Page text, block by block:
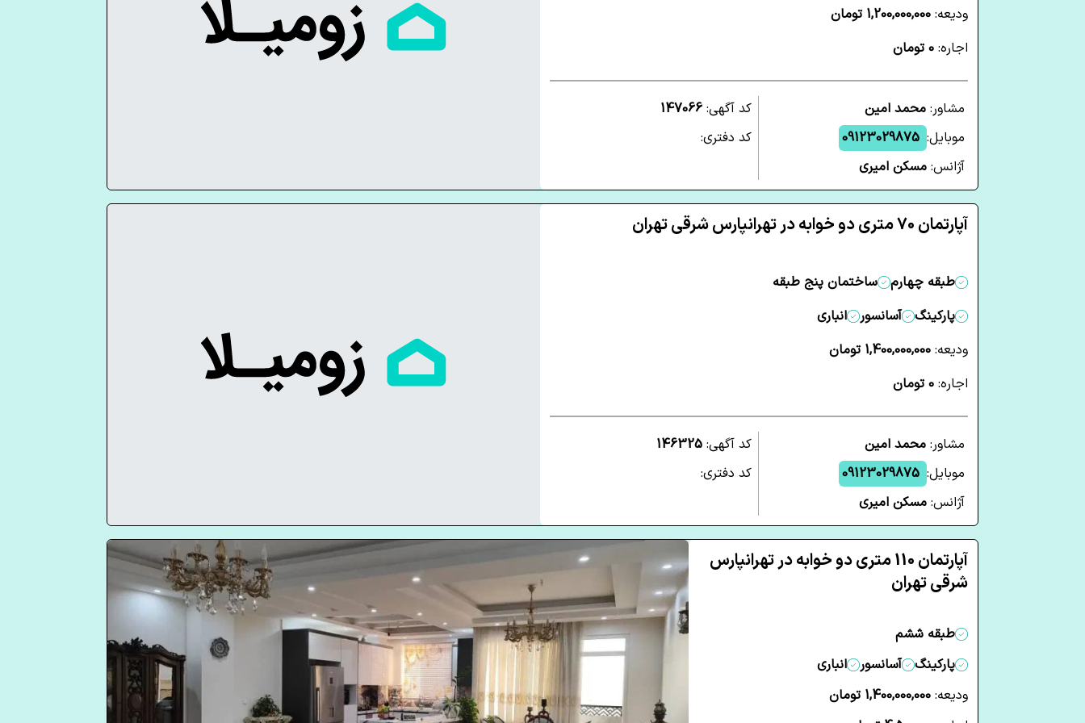
ودیعه: 1,200,000,000 تومان
اجاره: 0 تومان
مشاور: محمد امین
موبایل: 09123029875
آژانس: مسکن امیری
کد آگهی: 147066
کد دفتری:
آپارتمان 70 متری دو خوابه در تهرانپارس شرقی تهران
طبقه چهارم
ساختمان پنج طبقه
پارکینگ
آسانسور
انباری
ودیعه: 1,400,000,000 تومان
اجاره: 0 تومان
مشاور: محمد امین
موبایل: 09123029875
آژانس: مسکن امیری
کد آگهی: 146325
کد دفتری:
آپارتمان 110 متری دو خوابه در تهرانپارس
شرقی تهران
طبقه ششم
پارکینگ
آسانسور
انباری
ودیعه: 1,400,000,000 تومان